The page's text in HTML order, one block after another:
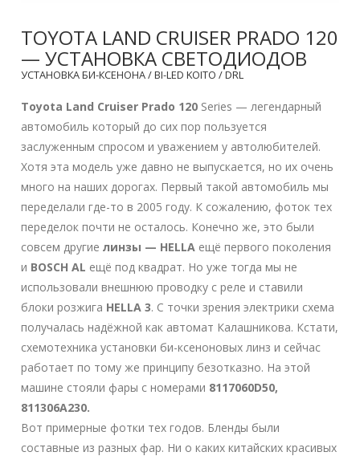
TOYOTA LAND CRUISER PRADO 120
— УСТАНОВКА СВЕТОДИОДОВ
УСТАНОВКА БИ-КСЕНОНА / BI-LED KOITO / DRL
Toyota Land Cruiser Prado 120 Series — легендарный
автомобиль который до сих пор пользуется
заслуженным спросом и уважением у автолюбителей.
Хотя эта модель уже давно не выпускается, но их очень
много на наших дорогах. Первый такой автомобиль мы
переделали где-то в 2005 году. К сожалению, фоток тех
переделок почти не осталось. Конечно же, это были
совсем другиелинзы — HELLA ещё первого поколения
и BOSCH AL ещё под квадрат. Но уже тогда мы не
использовали внешнюю проводку с реле и ставили
блоки розжига HELLA 3. С точки зрения электрики схема
получалась надёжной как автомат Калашникова. Кстати,
схемотехника установки би-ксеноновых линз и сейчас
работает по тому же принципу безотказно. На этой
машине стояли фары с номерами 8117060D50,
811306A230.
Вот примерные фотки тех годов. Бленды были
составные из разных фар. Ни о каких китайских красивых